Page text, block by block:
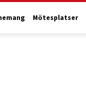
Mötesplatser